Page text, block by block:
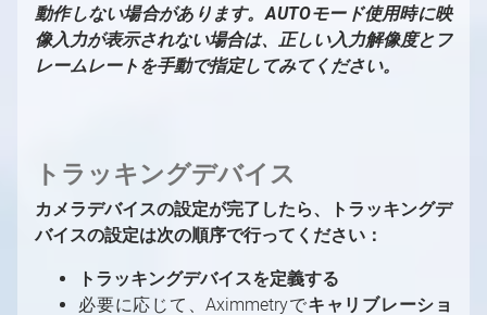
動作しない場合があります。AUTOモード使用時に映
像入力が表示されない場合は、正しい入力解像度とフ
レームレートを手動で指定してみてください。
トラッキングデバイス
カメラデバイスの設定が完了したら、トラッキングデ
バイスの設定は次の順序で行ってください：
トラッキングデバイスを定義する
必要に応じて、Aximmetryでキャリブレーショ